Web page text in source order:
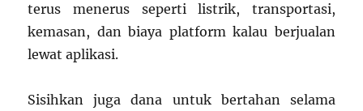
terus menerus seperti listrik, transportasi,
kemasan, dan biaya platform kalau berjualan
lewat aplikasi.
Sisihkan juga dana untuk bertahan selama